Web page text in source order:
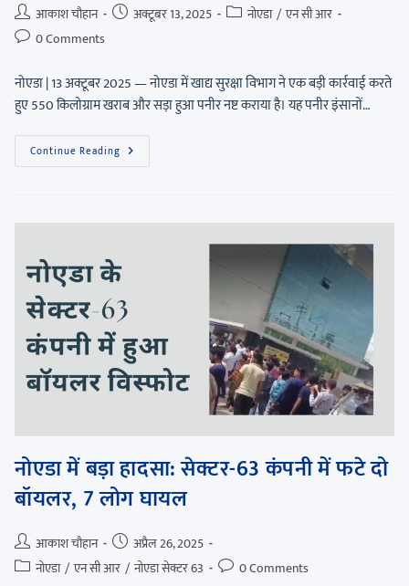
आकाश चौहान अक्टूबर 13, 2025 नोएडा / एन सी आर
0 Comments
नोएडा | 13 अक्टूबर 2025 — नोएडा में खाद्य सुरक्षा विभाग ने एक बड़ी कार्रवाई करते
हुए 550 किलोग्राम खराब और सड़ा हुआ पनीर नष्ट कराया है। यह पनीर इंसानों…
Continue Reading
नोएडा में बड़ा हादसा: सेक्टर-63 कंपनी में फटे दो
बॉयलर, 7 लोग घायल
आकाश चौहान
अप्रैल 26, 2025
नोएडा / एन सी आर / नोएडा सेक्टर 63 0 Comments